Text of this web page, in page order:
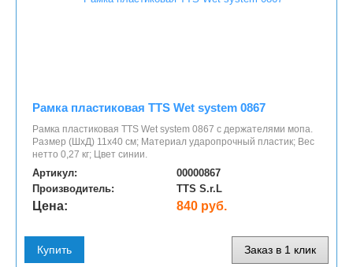
Рамка пластиковая TTS Wet system 0867
Рамка пластиковая TTS Wet system 0867 с держателями мопа.
Размер (ШхД) 11х40 см; Материал ударопрочный пластик; Вес
нетто 0,27 кг; Цвет синии.
Артикул:
00000867
Производитель:
TTS S.r.L
Цена: 840 руб.
Купить Заказ в 1 клик